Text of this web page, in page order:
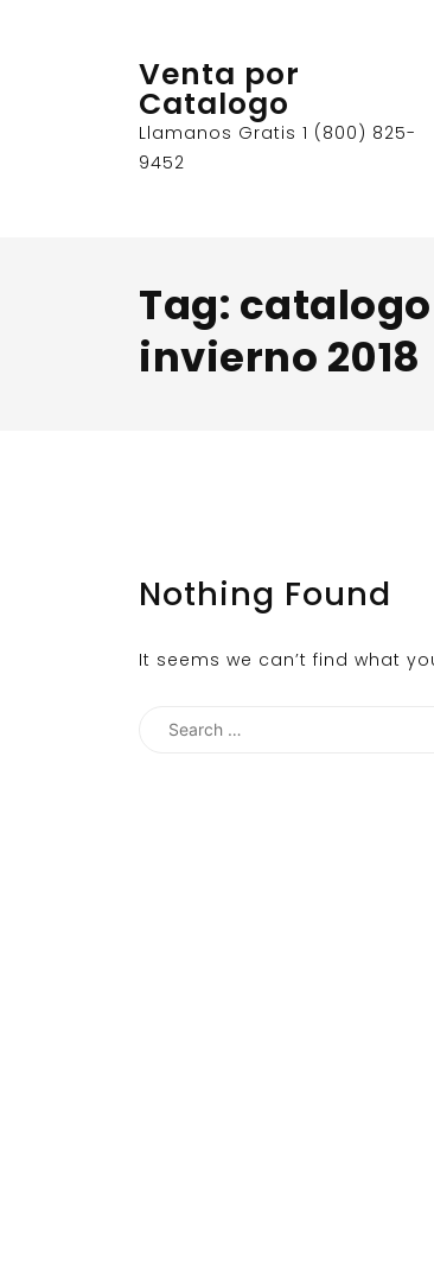
Venta por
Catalogo
Llamanos Gratis 1 (800) 825-
9452
Tag:
invierno 2018
Nothing Found
It seems we can’t find what
Search